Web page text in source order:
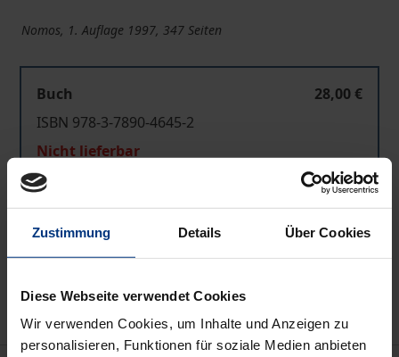
Zustimmung Details Über Cookies
Diese Webseite verwendet Cookies
Wir verwenden Cookies, um Inhalte und Anzeigen zu
personalisieren, Funktionen für soziale Medien anbieten
Nomos, 1. Auflage 1997, 347 Seiten
Buch
28,00 €
ISBN 978-3-7890-4645-2
Nicht lieferbar
In den Warenkorb
Zur Wunschliste hinzufügen